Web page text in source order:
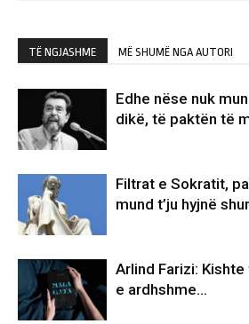
TË NGJASHME MË SHUMË NGA AUTORI
Edhe nëse nuk
dikë, të paktën të
Filtrat e Sokratit,
mund t’ju hyjnë
Arlind Farizi:
e ardhshme…